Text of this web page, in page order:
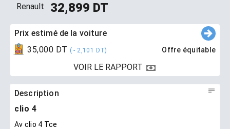
32,899 DT
Prix ​​estimé de la voiture
35,000 DT ( - 2,101 DT) Offre équitable
VOIR LE RAPPORT
Description
clio 4
Av clio 4 Tce